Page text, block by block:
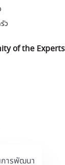
การพัฒนา
ว
of the Experts